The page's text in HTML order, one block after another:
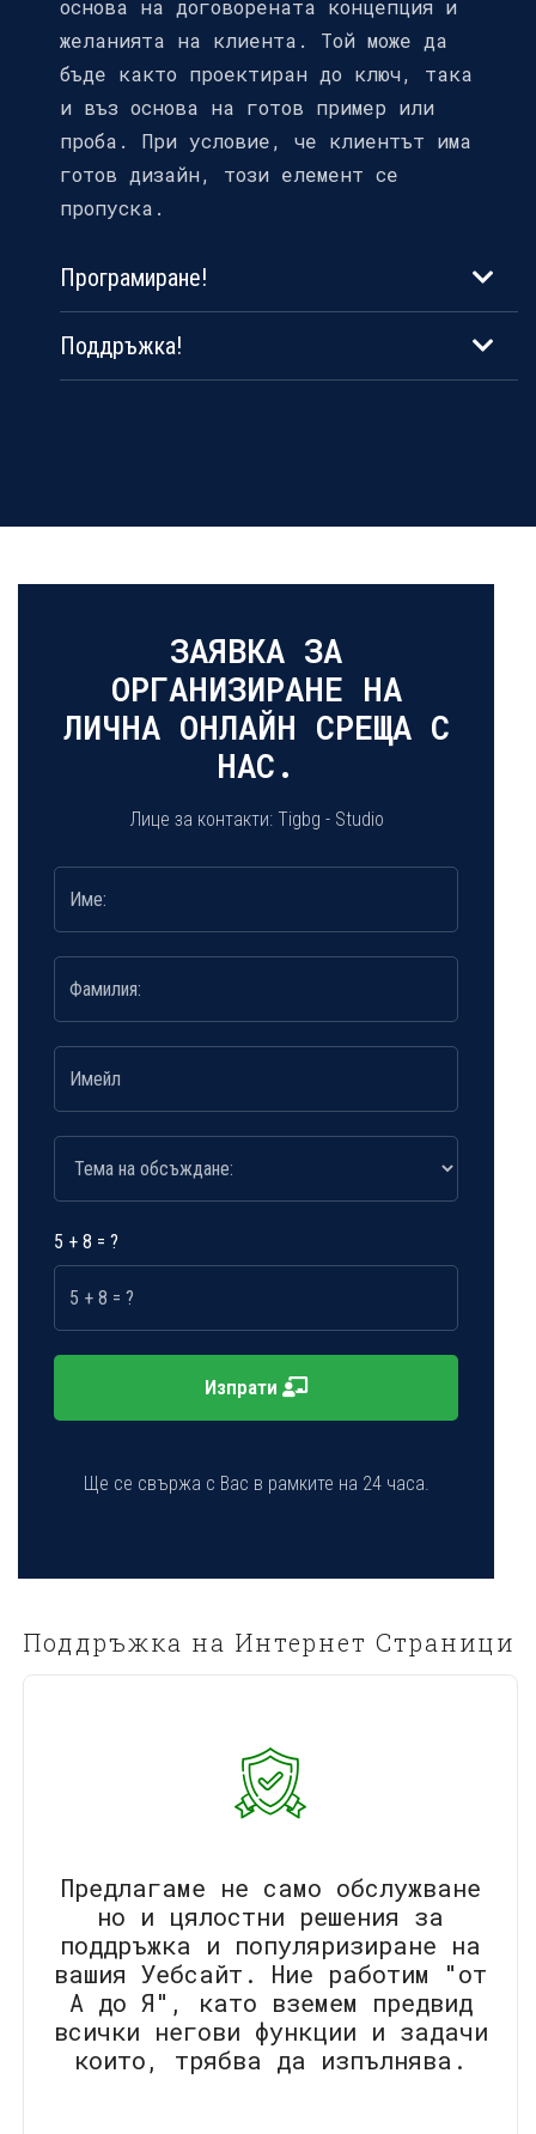
основа на договорената концепция и
желанията на клиента. Той може да
бъде както проектиран до ключ, така
и въз основа на готов пример или
проба. При условие, че клиентът има
готов дизайн, този елемент се
пропуска.
Програмиране!
Поддръжка!
ЗАЯВКА ЗА
ОРГАНИЗИРАНЕ НА
ЛИЧНА ОНЛАЙН СРЕЩА С
НАС.
Лице за контакти: Tigbg - Studio
5 + 8 = ?
Изпрати
Ще се свържа с Вас в рамките на 24 часа.
Поддръжка на Интернет Страници
Предлагаме не само обслужване
но и цялостни решения за
поддръжка и популяризиране на
вашия Уебсайт. Ние работим "от
А до Я", като вземем предвид
всички негови функции и задачи
които, трябва да изпълнява.